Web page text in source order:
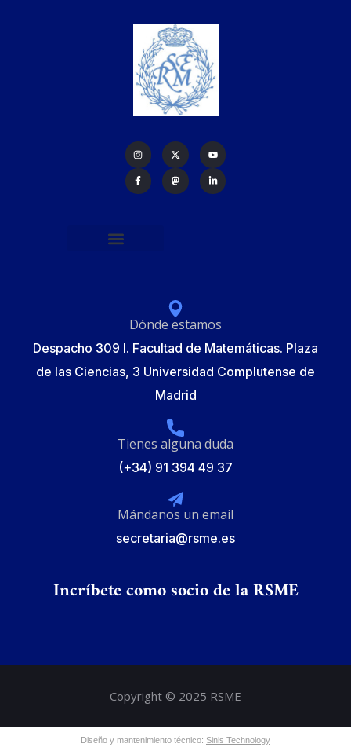
Dónde estamos
Despacho 309 I. Facultad de Matemáticas. Plaza
de las Ciencias, 3 Universidad Complutense de
Madrid
Tienes alguna duda
(+34) 91 394 49 37
Mándanos un email
secretaria@rsme.es
Incríbete como socio de la RSME
Copyright © 2025 RSME
Diseño y mantenimiento técnico: Sinis Technology